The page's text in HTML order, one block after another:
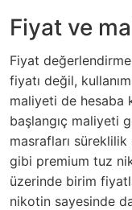
Fiyat ve
Fiyat
fiyatı değil,
maliyeti de hesaba
başlangıç maliyeti
masrafları
gibi premium tuz
üzerinde birim
nikotin sayesinde